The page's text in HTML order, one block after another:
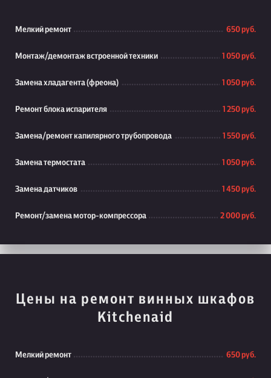
Мелкий ремонт 650 руб.
Монтаж/демонтаж встроенной техники 1 050 руб.
Замена хладагента (фреона) 1 050 руб.
Ремонт блока испарителя 1 250 руб.
Замена/ремонт капилярного трубопровода 1 550 руб.
Замена термостата 1 050 руб.
Замена датчиков 1 450 руб.
Ремонт/замена мотор-компрессора 2 000 руб.
Цены на ремонт винных шкафов
Kitchenaid
Мелкий ремонт 650 руб.